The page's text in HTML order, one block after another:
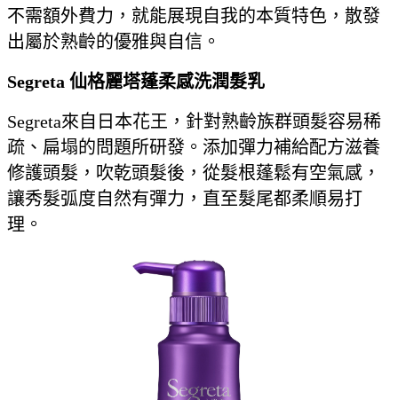
不需額外費力，就能展現自我的本質特色，散發
出屬於熟齡的優雅與自信。
Segreta 仙格麗塔蓬柔感洗潤髮乳
Segreta來自日本花王，針對熟齡族群頭髮容易稀
疏、扁塌的問題所研發。添加彈力補給配方滋養
修護頭髮，吹乾頭髮後，從髮根蓬鬆有空氣感，
讓秀髮弧度自然有彈力，直至髮尾都柔順易打
理。